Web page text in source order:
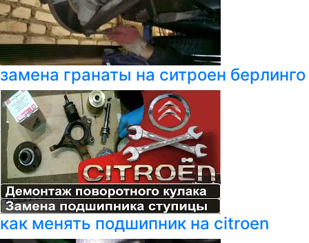
замена гранаты на ситроен берлинго
как менять подшипник на citroen